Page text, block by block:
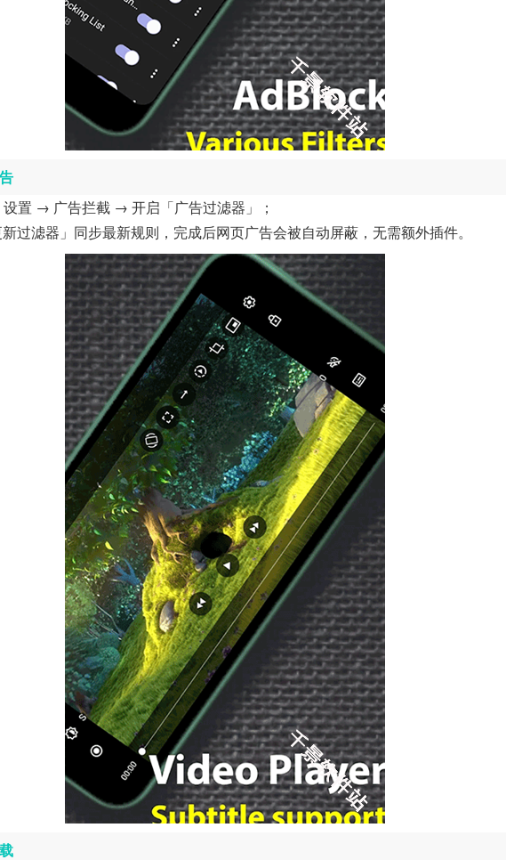
置 → 广告拦截 → 开启「广告过滤器」；
过滤器」同步最新规则，完成后网页广告会被自动屏蔽，无需额外插件。